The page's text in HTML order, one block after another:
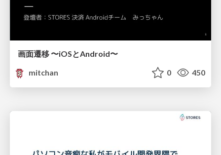
画面遷移 〜iOSとAndroid〜
mitchan
0 450